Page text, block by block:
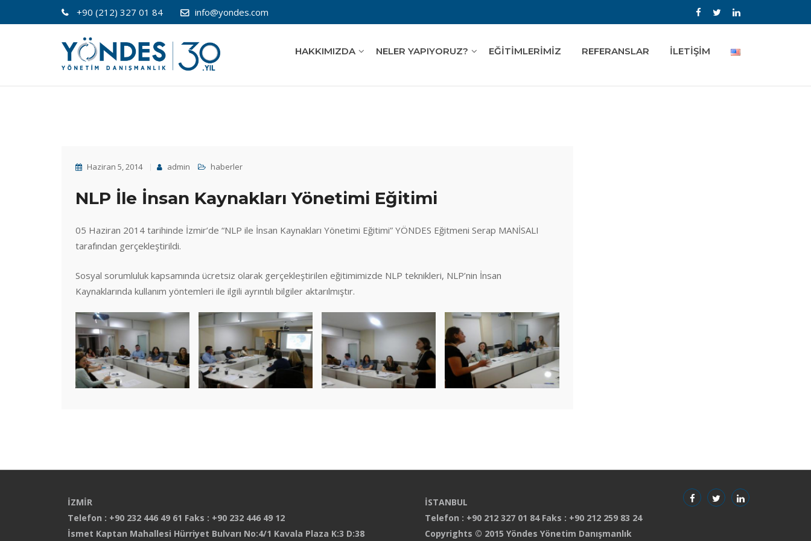
+90 (212) 327 01 84 info@yondes.com
HAKKIMIZDA NELER YAPIYORUZ? EĞİTİMLERİMİZ REFERANSLAR İLETİŞİM
Haziran 5, 2014 admin haberler
NLP İle İnsan Kaynakları Yönetimi Eğitimi
05 Haziran 2014 tarihinde İzmir’de “NLP ile İnsan Kaynakları Yönetimi Eğitimi” YÖNDES Eğitmeni Serap MANİSALI
tarafından gerçekleştirildi.
Sosyal sorumluluk kapsamında ücretsiz olarak gerçekleştirilen eğitimimizde NLP teknikleri, NLP’nin İnsan
Kaynaklarında kullanım yöntemleri ile ilgili ayrıntılı bilgiler aktarılmıştır.
İZMİR
Telefon : +90 232 446 49 61 Faks : +90 232 446 49 12
İsmet Kaptan Mahallesi Hürriyet Bulvarı No:4/1 Kavala Plaza K:3 D:38
İSTANBUL
Telefon : +90 212 327 01 84 Faks : +90 212 259 83 24
Copyrights © 2015 Yöndes Yönetim Danışmanlık